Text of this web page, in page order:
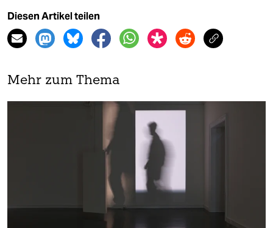
Diesen Artikel teilen
Mehr zum Thema